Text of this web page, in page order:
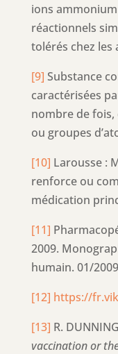
ions
réactionnels
tolérés chez les
[9] Substance
caractérisées
nombre de fois,
ou groupes
[10] Larousse :
renforce ou
médication
[11]
2009.
humain. 01/2009
[12] https://
[13] R.
vaccination or